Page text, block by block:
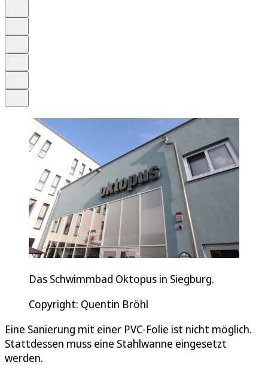
Das Schwimmbad Oktopus in Siegburg.
Copyright: Quentin Bröhl
Eine Sanierung mit einer PVC-Folie ist nicht möglich.
Stattdessen muss eine Stahlwanne eingesetzt
werden.